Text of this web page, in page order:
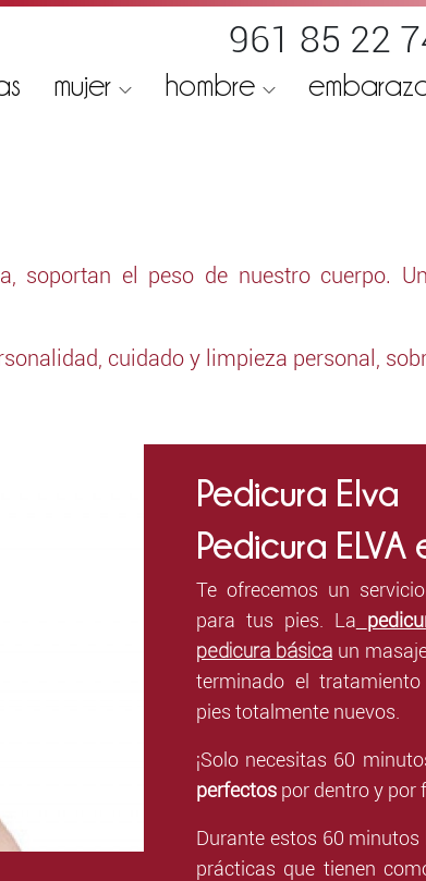
961 85 22
mujer hombre
soportan el peso de nuestro cuerpo.
cuidado y limpieza personal,
Pedicura Elva
Pedicura
Te ofrecemos un
para tus pies. La
pedicura básica un
terminado el
pies totalmente nuevos.
¡Solo necesitas 60
perfectos por dentro y por
Durante estos 60
prácticas que tienen